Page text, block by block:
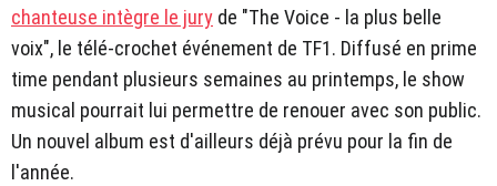
chanteuse intègre le jury de "The Voice - la plus belle
voix", le télé-crochet événement de TF1. Diffusé en prime
time pendant plusieurs semaines au printemps, le show
musical pourrait lui permettre de renouer avec son public.
Un nouvel album est d'ailleurs déjà prévu pour la fin de
l'année.